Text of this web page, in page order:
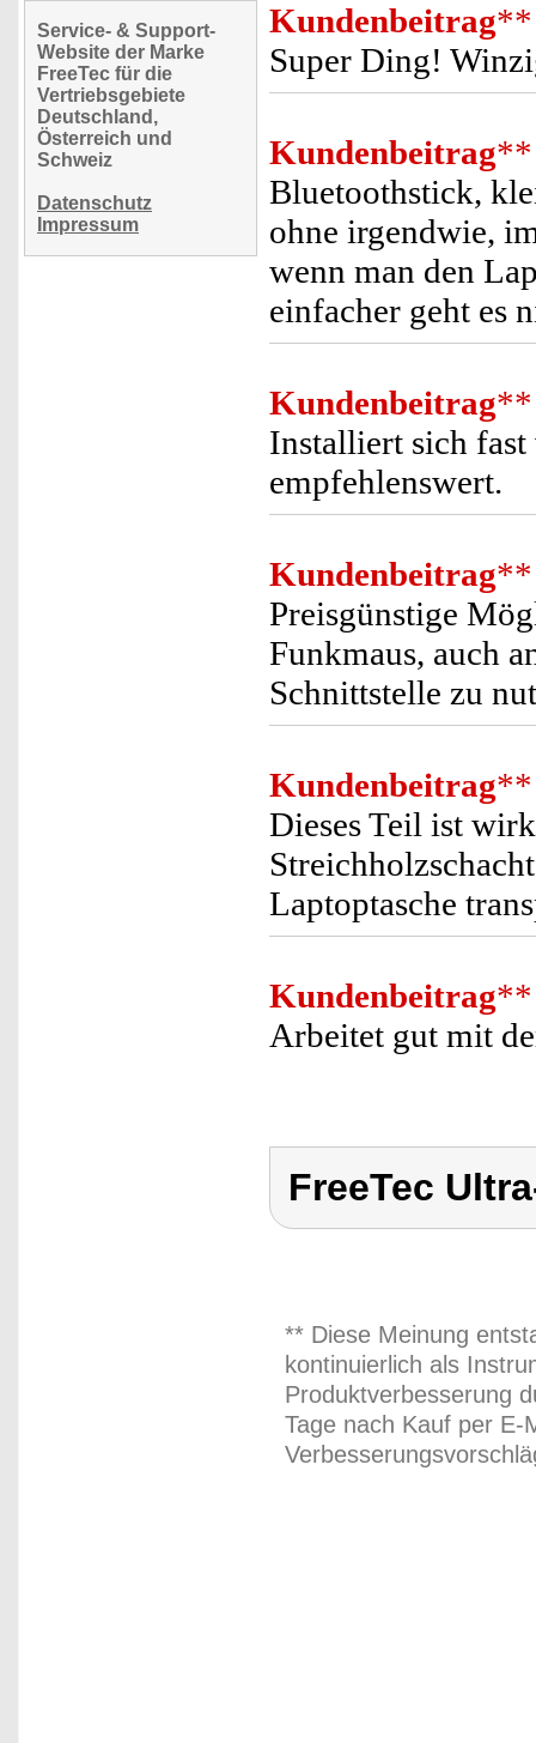
Service- & Support-
Website der Marke
FreeTec für die
Vertriebsgebiete
Deutschland,
Österreich und
Schweiz
Datenschutz
Impressum
Kundenbeitrag**
Super Ding!
Kundenbeitrag**
Bluetoothstick,
ohne irgendwie,
wenn man den
einfacher geht es
Kundenbeitrag**
Installiert sich
empfehlenswert.
Kundenbeitrag**
Preisgünstige
Funkmaus, auch
Schnittstelle zu
Kundenbeitrag**
Dieses Teil ist
Laptoptasche
Kundenbeitrag**
Arbeitet gut mit
FreeTec
** Diese Meinung
kontinuierlich als
Produktverbesserung
Tage nach Kauf per E-